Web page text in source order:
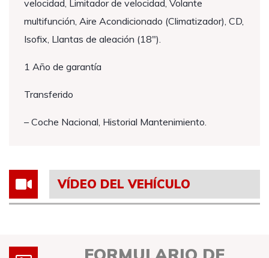
velocidad, Limitador de velocidad, Volante
multifunción, Aire Acondicionado (Climatizador), CD,
Isofix, Llantas de aleación (18″).
1 Año de garantía
Transferido
– Coche Nacional, Historial Mantenimiento.
VÍDEO DEL VEHÍCULO